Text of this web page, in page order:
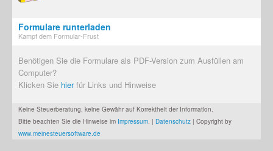
Formulare runterladen
Kampf dem Formular-Frust
Benötigen Sie die Formulare als PDF-Version zum Ausfüllen am
Computer?
Klicken Sie hierfür Links und Hinweise
Keine Steuerberatung, keine Gewähr auf Korrektheit der Information.
Bitte beachten Sie die Hinweise im Impressum. | Datenschutz | Copyright by
www.meinesteuersoftware.de